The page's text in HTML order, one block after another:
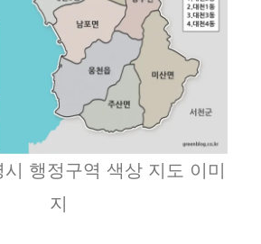
행정구역 색상 지도 이미
지